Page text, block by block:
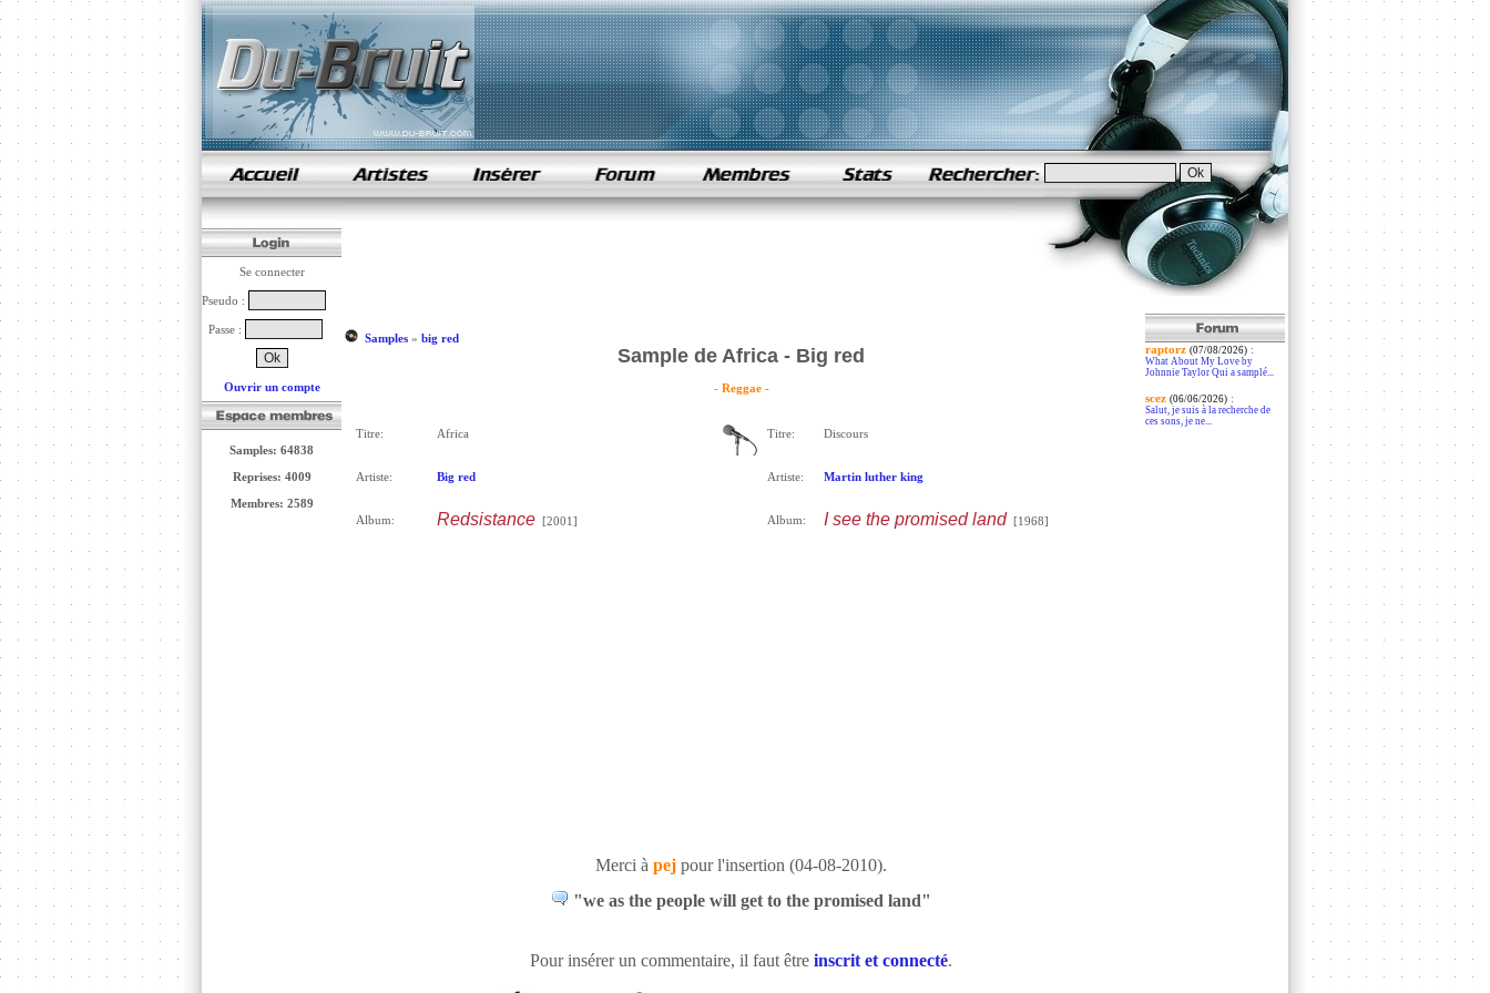
samples de rap
Se connecter
Pseudo :
Passe :
Ouvrir un compte
Samples: 64838
Reprises: 4009
Membres: 2589
Samples» big red
Sample de Africa - Big red
- Reggae -
Titre: Africa
Artiste: Big red
Album: Redsistance[2001]
Titre: Discours
Artiste: Martin luther king
Album: I see the promised land[1968]
Merci à pej pour l'insertion (04-08-2010).
"we as the people will get to the promised land"
Pour insérer un commentaire, il faut être inscrit et connecté.
raptorz (07/08/2026):
What About My Love by
Johnnie Taylor Qui a samplé...
scez (06/06/2026):
Salut, je suis à la recherche de
ces sons, je ne...